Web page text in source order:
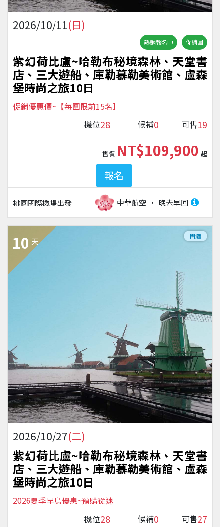
2026/10/11(日)
熱銷報名中 促銷團
紫幻荷比盧~哈勒布秘境森林、天堂書
店、三大遊船、庫勒慕勒美術館、盧森
堡時尚之旅10日
促銷優惠價~【每團限前15名】
機位28 候補0 可售19
桃園國際機場出發 中華航空 晚去早回
售價 NT$109,900 起
報名
10 天
團體
2026/10/27(二)
紫幻荷比盧~哈勒布秘境森林、天堂書
店、三大遊船、庫勒慕勒美術館、盧森
堡時尚之旅10日
2026夏季早鳥優惠~預購從速
機位28 候補0 可售27